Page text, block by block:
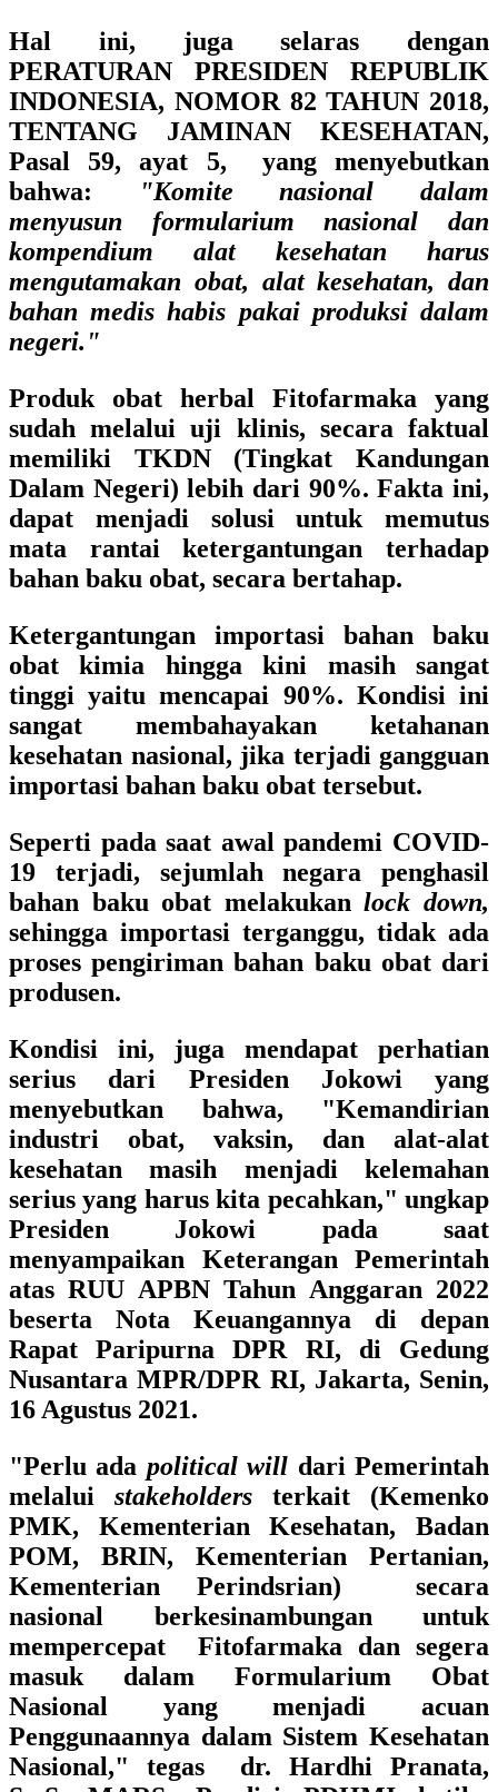
Hal ini, juga selaras dengan
PERATURAN PRESIDEN REPUBLIK
INDONESIA, NOMOR 82 TAHUN 2018,
TENTANG JAMINAN KESEHATAN,
Pasal 59, ayat 5, yang menyebutkan
bahwa:
"Komite nasional dalam
menyusun formularium nasional dan
kompendium alat kesehatan harus
mengutamakan obat, alat kesehatan, dan
bahan medis habis pakai produksi dalam
negeri."
Produk obat herbal Fitofarmaka yang
sudah melalui uji klinis, secara faktual
memiliki TKDN (Tingkat Kandungan
Dalam Negeri) lebih dari 90%. Fakta ini,
dapat menjadi solusi untuk memutus
mata rantai ketergantungan terhadap
bahan baku obat, secara bertahap.
Ketergantungan importasi bahan baku
obat kimia hingga kini masih sangat
tinggi yaitu mencapai 90%. Kondisi ini
sangat membahayakan ketahanan
kesehatan nasional, jika terjadi gangguan
importasi bahan baku obat tersebut.
Seperti pada saat awal pandemi COVID-
19 terjadi, sejumlah negara penghasil
bahan baku obat melakukanlock down,
sehingga importasi terganggu, tidak ada
proses pengiriman bahan baku obat dari
produsen.
Kondisi ini, juga mendapat perhatian
serius dari Presiden Jokowi yang
menyebutkan bahwa, "Kemandirian
industri obat, vaksin, dan alat-alat
kesehatan masih menjadi kelemahan
serius yang harus kita pecahkan," ungkap
Presiden Jokowi pada saat
menyampaikan Keterangan Pemerintah
atas RUU APBN Tahun Anggaran 2022
beserta Nota Keuangannya di depan
Rapat Paripurna DPR RI, di Gedung
Nusantara MPR/DPR RI, Jakarta, Senin,
16 Agustus 2021.
"Perlu ada political will dari Pemerintah
melalui stakeholders terkait (Kemenko
PMK, Kementerian Kesehatan, Badan
POM, BRIN, Kementerian Pertanian,
Kementerian Perindsrian) secara
nasional berkesinambungan untuk
mempercepat Fitofarmaka dan segera
masuk dalam Formularium Obat
Nasional yang menjadi acuan
Penggunaannya dalam Sistem Kesehatan
Nasional," tegas dr. Hardhi Pranata,